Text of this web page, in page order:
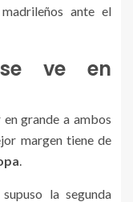
ante el
se ve en
en grande a ambos
margen tiene de
.
la segunda